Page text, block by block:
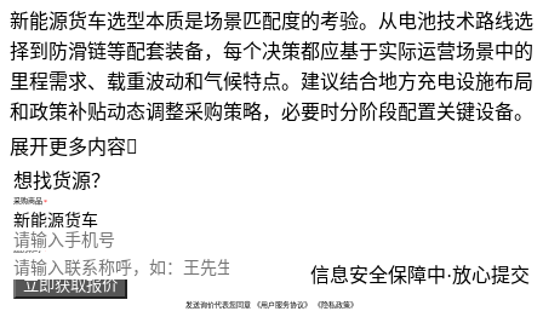
新能源货车选型本质是场景匹配度的考验。从电池技术路线选
择到防滑链等配套装备，每个决策都应基于实际运营场景中的
里程需求、载重波动和气候特点。建议结合地方充电设施布局
和政策补贴动态调整采购策略，必要时分阶段配置关键设备。
展开更多内容
想找货源？
采购商品
您的电话
您的称呼
立即获取报价 信息安全保障中·放心提交
发送询价代表您同意 《用户服务协议》 《隐私政策》